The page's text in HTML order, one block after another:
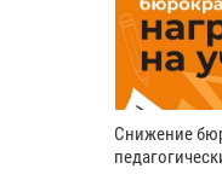
Снижение